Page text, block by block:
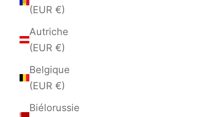
(EUR €)
Autriche
(EUR €)
Belgique
(EUR €)
Biélorussie